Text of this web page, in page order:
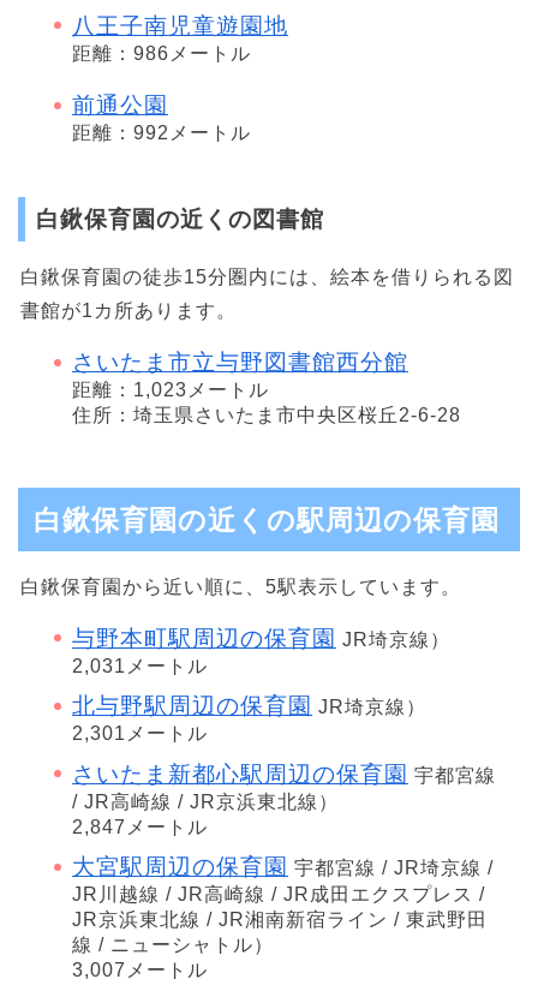
八王子南児童遊園地
距離：986メートル
前通公園
距離：992メートル
白鍬保育園の近くの図書館
白鍬保育園の徒歩15分圏内には、絵本を借りられる図
書館が1カ所あります。
さいたま市立与野図書館西分館
距離：1,023メートル
住所：埼玉県さいたま市中央区桜丘2-6-28
白鍬保育園の近くの駅周辺の保育園
白鍬保育園から近い順に、5駅表示しています。
与野本町駅周辺の保育園 JR埼京線）
2,031メートル
北与野駅周辺の保育園 JR埼京線）
2,301メートル
さいたま新都心駅周辺の保育園 宇都宮線
/ JR高崎線 / JR京浜東北線）
2,847メートル
大宮駅周辺の保育園 宇都宮線 / JR埼京線 /
JR川越線 / JR高崎線 / JR成田エクスプレス /
JR京浜東北線 / JR湘南新宿ライン / 東武野田
線 / ニューシャトル）
3,007メートル